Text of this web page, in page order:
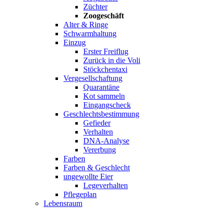
Züchter
Zoogeschäft
Alter & Ringe
Schwarmhaltung
Einzug
Erster Freiflug
Zurück in die Voli
Stöckchentaxi
Vergesellschaftung
Quarantäne
Kot sammeln
Eingangscheck
Geschlechtsbestimmung
Gefieder
Verhalten
DNA-Analyse
Vererbung
Farben
Farben & Geschlecht
ungewollte Eier
Legeverhalten
Pflegeplan
Lebensraum